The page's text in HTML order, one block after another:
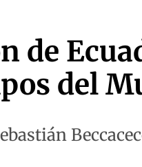
de
del